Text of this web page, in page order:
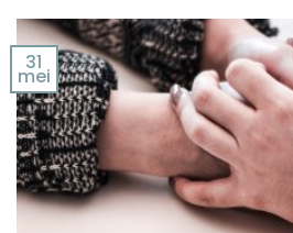
31
mei